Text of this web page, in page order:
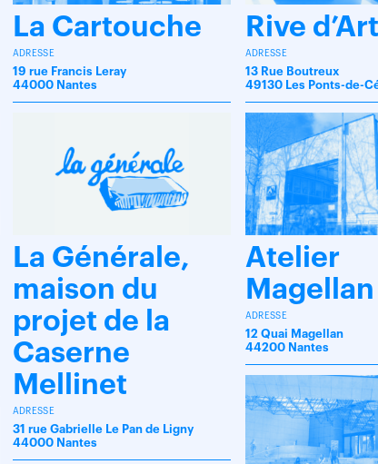
La Cartouche
ADRESSE
19 rue Francis Leray
44000 Nantes
Rive
ADRESSE
13 Rue Boutreux
49130 Les Ponts-de-
La Générale,
maison du
projet de la
Caserne
Mellinet
ADRESSE
31 rue Gabrielle Le Pan de Ligny
44000 Nantes
Atelier
Magellan
ADRESSE
12 Quai Magellan
44200 Nantes